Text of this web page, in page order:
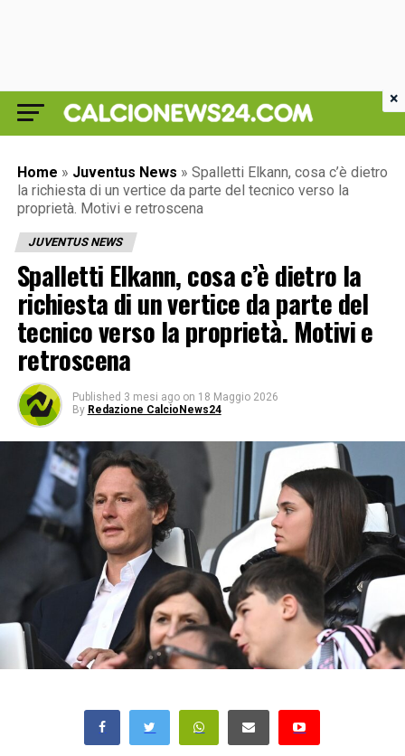
Home » Juventus News » Spalletti Elkann, cosa c’è dietro
la richiesta di un vertice da parte del tecnico verso la
proprietà. Motivi e retroscena
JUVENTUS NEWS
Spalletti Elkann, cosa c’è dietro la
richiesta di un vertice da parte del
tecnico verso la proprietà. Motivi e
retroscena
Published 3 mesi ago on 18 Maggio 2026
By Redazione CalcioNews24
×